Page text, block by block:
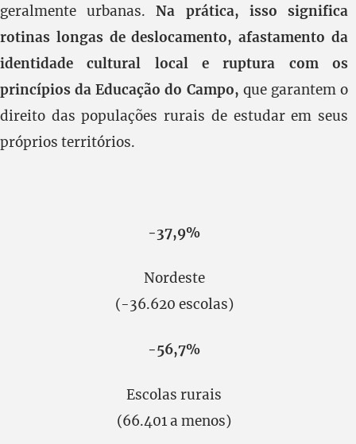
geralmente urbanas.Na prática, isso significa
rotinas longas de deslocamento, afastamento da
identidade cultural local e ruptura com os
princípios da Educação do Campo, que garantem o
direito das populações rurais de estudar em seus
próprios territórios.
-37,9%
Nordeste
(-36.620 escolas)
-56,7%
Escolas rurais
(66.401 a menos)